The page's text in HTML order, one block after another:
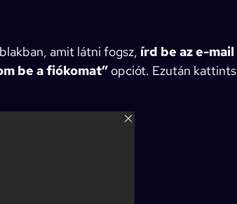
amit látni fogsz, írd be az e-mail
be a fiókomat”opciót. Ezután kattints